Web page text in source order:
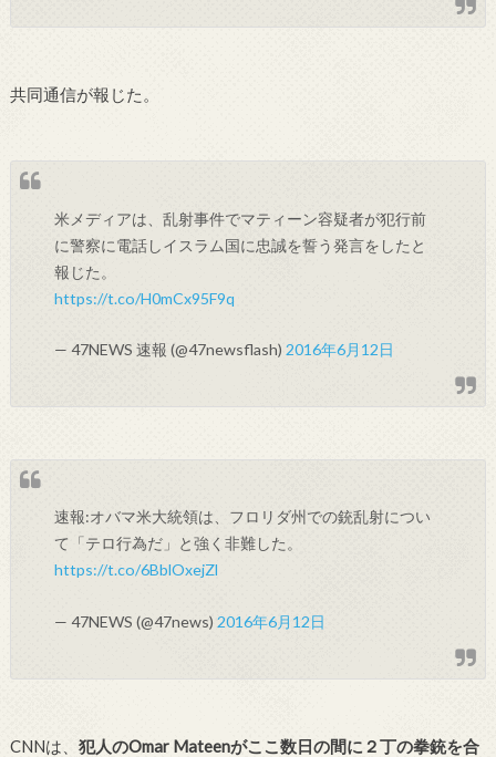
共同通信が報じた。
米メディアは、乱射事件でマティーン容疑者が犯行前
に警察に電話しイスラム国に忠誠を誓う発言をしたと
報じた。
https://t.co/H0mCx95F9q
— 47NEWS 速報 (@47newsflash)2016年6月12日
速報:オバマ米大統領は、フロリダ州での銃乱射につい
て「テロ行為だ」と強く非難した。
https://t.co/6BblOxejZl
— 47NEWS (@47news)2016年6月12日
CNNは、 犯人のOmar Mateenがここ数日の間に２丁の拳銃を合